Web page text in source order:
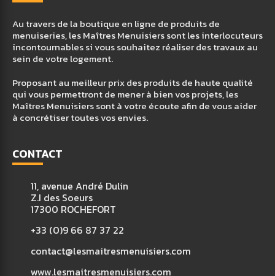
Au travers de la boutique en ligne de produits de
menuiseries, les Maîtres Menuisiers sont les interlocuteurs
incontournables si vous souhaitez réaliser des travaux au
sein de votre logement.
Proposant au meilleur prix des produits de haute qualité
qui vous permettront de mener à bien vos projets, les
Maîtres Menuisiers sont à votre écoute afin de vous aider
à concrétiser toutes vos envies.
CONTACT
11, avenue André Dulin
Z.I des Soeurs
17300 ROCHEFORT
+33 (0)9 66 87 37 22
contact@lesmaitresmenuisiers.com
www.lesmaitresmenuisiers.com